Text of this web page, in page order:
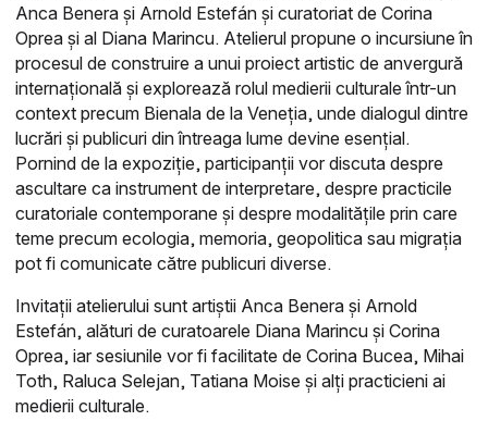
Anca Benera și Arnold Estefán și curatoriat de Corina
Oprea și al Diana Marincu. Atelierul propune o incursiune în
procesul de construire a unui proiect artistic de anvergură
internațională și explorează rolul medierii culturale într-un
context precum Bienala de la Veneția, unde dialogul dintre
lucrări și publicuri din întreaga lume devine esențial.
Pornind de la expoziție, participanții vor discuta despre
ascultare ca instrument de interpretare, despre practicile
curatoriale contemporane și despre modalitățile prin care
teme precum ecologia, memoria, geopolitica sau migrația
pot fi comunicate către publicuri diverse.
Invitații atelierului sunt artiștii Anca Benera și Arnold
Estefán, alături de curatoarele Diana Marincu și Corina
Oprea, iar sesiunile vor fi facilitate de Corina Bucea, Mihai
Toth, Raluca Selejan, Tatiana Moise și alți practicieni ai
medierii culturale.